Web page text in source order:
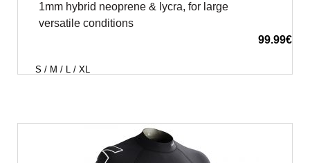
1mm hybrid neoprene & lycra, for large
versatile conditions
99.99€
S / M / L / XL